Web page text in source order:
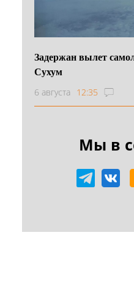
Задержан вылет
Сухум
6 августа 12:35
Мы в